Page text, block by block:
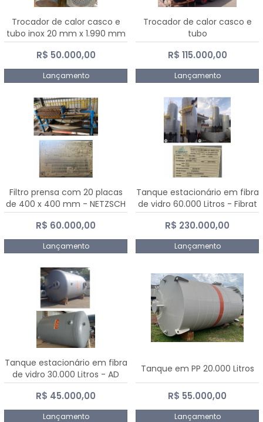
Trocador de calor casco e
tubo inox 20 mm x 1.990 mm
R$ 50.000,00
Lançamento
Trocador de calor casco e
tubo
R$ 115.000,00
Lançamento
Filtro prensa com 20 placas
de 400 x 400 mm - NETZSCH
R$ 60.000,00
Lançamento
Tanque estacionário em fibra
de vidro 60.000 Litros - Fibrat
R$ 230.000,00
Lançamento
Tanque estacionário em fibra
de vidro 30.000 Litros - AD
Fibras
R$ 45.000,00
Lançamento
Tanque em PP 20.000 Litros
R$ 55.000,00
Lançamento